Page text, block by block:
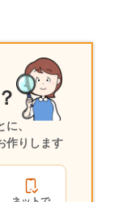
2019年4月
:148㎡
奈良店 株式会社
、
作りします